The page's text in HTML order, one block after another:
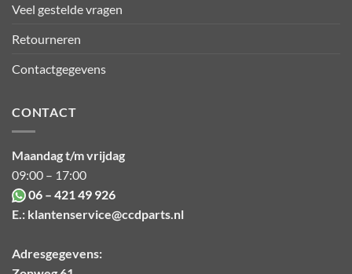
Veel gestelde vragen
Retourneren
Contactgegevens
CONTACT
Maandag t/m vrijdag
09:00 – 17:00
06 – 421 49 926
E.: klantenservice@ccdparts.nl
Adresgegevens: